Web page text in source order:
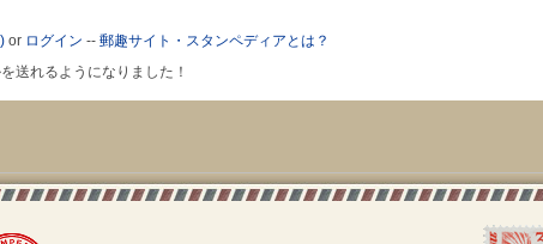
or ログイン -- 郵趣サイト・スタンペディアとは？
送れるようになりました！